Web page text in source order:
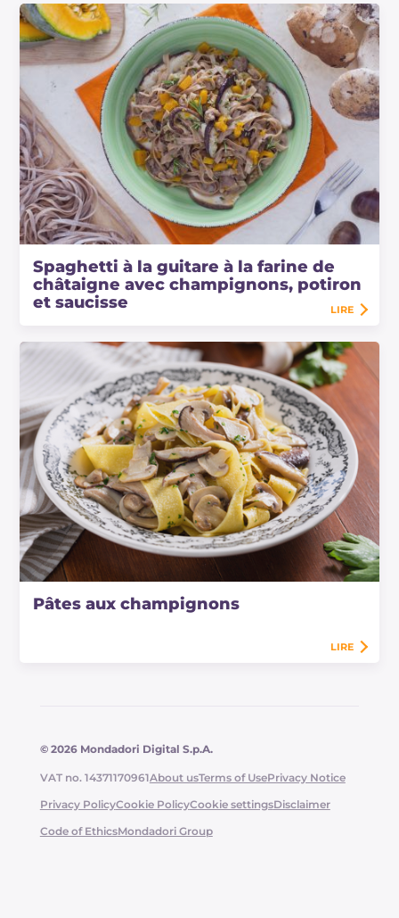
Spaghetti à la guitare à la farine de
châtaigne avec champignons, potiron
et saucisse
LIRE
Pâtes aux champignons
LIRE
© 2026 Mondadori Digital S.p.A.
VAT no. 14371170961About usTerms of UsePrivacy Notice
Privacy PolicyCookie PolicyCookie settingsDisclaimer
Code of EthicsMondadori Group